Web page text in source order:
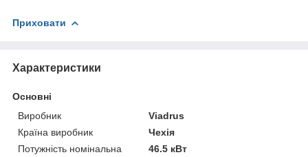
Приховати
Характеристики
Основні
Виробник
Viadrus
Країна виробник
Чехія
Потужність номінальна
46.5 кВт